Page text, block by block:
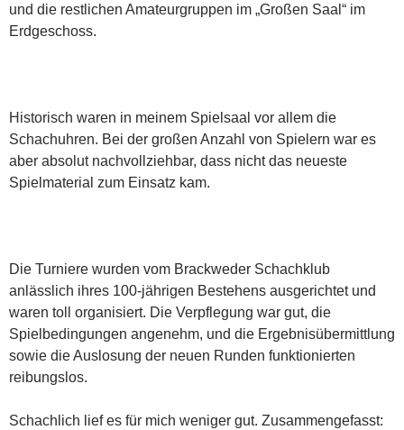
und die restlichen Amateurgruppen im „Großen Saal“ im
Erdgeschoss.
Historisch waren in meinem Spielsaal vor allem die
Schachuhren. Bei der großen Anzahl von Spielern war es
aber absolut nachvollziehbar, dass nicht das neueste
Spielmaterial zum Einsatz kam.
Die Turniere wurden vom Brackweder Schachklub
anlässlich ihres 100-jährigen Bestehens ausgerichtet und
waren toll organisiert. Die Verpflegung war gut, die
Spielbedingungen angenehm, und die Ergebnisübermittlung
sowie die Auslosung der neuen Runden funktionierten
reibungslos.
Schachlich lief es für mich weniger gut. Zusammengefasst: